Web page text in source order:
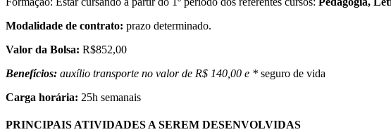
Modalidade de contrato: prazo determinado.
Valor da Bolsa: R$852,00
Benefícios: auxílio transporte no valor de R$ 140,00 e * seguro de vida
Carga horária: 25h semanais
PRINCIPAIS ATIVIDADES A SEREM DESENVOLVIDAS